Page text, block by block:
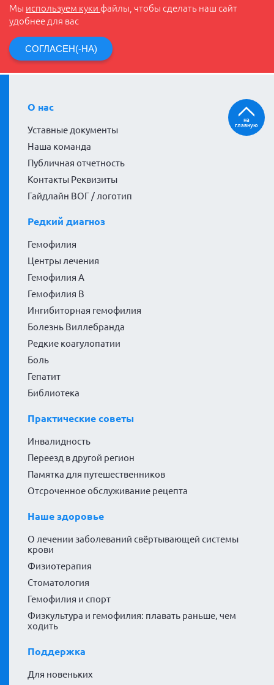
Мы используем куки файлы, чтобы сделать наш сайт
удобнее для вас
СОГЛАСЕН(-НА)
О нас
Уставные документы
Наша команда
Публичная отчетность
Контакты Реквизиты
Гайдлайн ВОГ / логотип
Редкий диагноз
Гемофилия
Центры лечения
Гемофилия А
Гемофилия В
Ингибиторная гемофилия
Болезнь Виллебранда
Редкие коагулопатии
Боль
Гепатит
Библиотека
Практические советы
Инвалидность
Переезд в другой регион
Памятка для путешественников
Отсроченное обслуживание рецепта
Наше здоровье
О лечении заболеваний свёртывающей системы
крови
Физиотерапия
Стоматология
Гемофилия и спорт
Физкультура и гемофилия: плавать раньше, чем
ходить
Поддержка
Для новеньких
на
главную